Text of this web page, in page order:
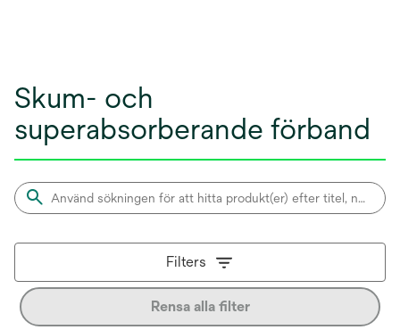
Skum- och
superabsorberande förband
Filters
Rensa alla filter